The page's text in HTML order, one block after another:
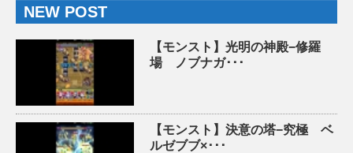
NEW POST
【モンスト】光明の神殿−修羅
場 ノブナガ･･･
【モンスト】決意の塔−究極 ベ
ルゼブブ×･･･